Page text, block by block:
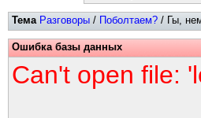
Тема Разговоры / Поболтаем? / Гы,
Ошибка базы данных
Can't open file: